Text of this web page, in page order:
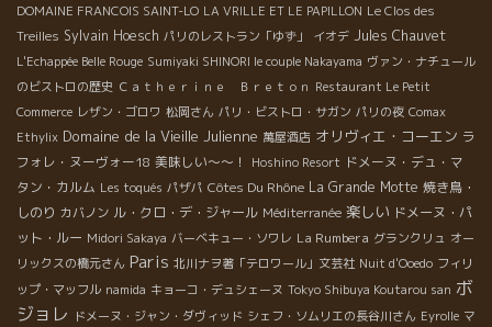
DOMAINE FRANCOIS SAINT-LO LA VRILLE ET LE PAPILLON Le Clos des
Treilles Sylvain Hoesch パリのレストラン「ゆず」 イオデ Jules Chauvet
L'Echappée Belle Rouge Sumiyaki SHINORI le couple Nakayama ヴァン・ナチュール
のビストロの歴史 Ｃａｔｈｅｒｉｎｅ Ｂｒｅｔｏｎ Restaurant Le Petit
Commerce レザン・ゴロワ 松岡さん パリ・ビストロ・サガン パリの夜 Comax
Ethylix Domaine de la Vieille Julienne 萬屋酒店 オリヴィエ・コーエン ラ
フォレ・ヌーヴォー18 美味しい～～！ Hoshino Resort ドメーヌ・デュ・マ
タン・カルム Les toqués パザパ Côtes Du Rhône La Grande Motte 焼き鳥・
しのり カバノン ル・クロ・デ・ジャール Méditerranée 楽しい ドメーヌ・パ
ット・ルー Midori Sakaya バーベキュー・ソワレ La Rumbera グランクリュ オー
リックスの橋元さん Paris 北川ナヲ著「テロワール」文芸社 Nuit d'Ooedo フィリ
ップ・マッフル namida キョーコ・デュシェーヌ Tokyo Shibuya Koutarou san ボ
ジョレ ドメーヌ・ジャン・ダヴィッド シェフ・ソムリエの長谷川さん Eyrolle マ